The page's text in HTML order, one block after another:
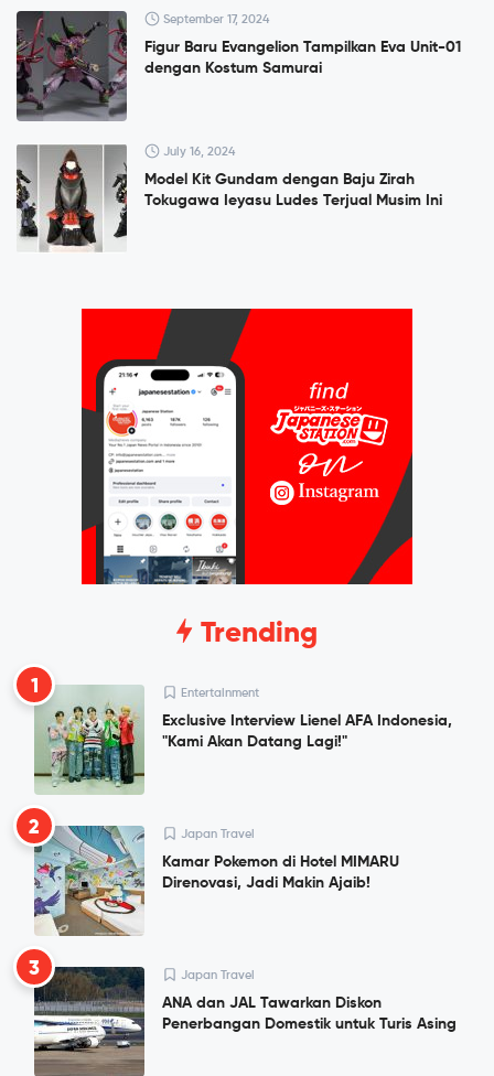
September 17, 2024
Figur Baru Evangelion Tampilkan Eva Unit-01
dengan Kostum Samurai
July 16, 2024
Model Kit Gundam dengan Baju Zirah
Tokugawa Ieyasu Ludes Terjual Musim Ini
Trending
1 Entertainment
Exclusive Interview Lienel AFA Indonesia,
"Kami Akan Datang Lagi!"
2 Japan Travel
Kamar Pokemon di Hotel MIMARU
Direnovasi, Jadi Makin Ajaib!
3 Japan Travel
ANA dan JAL Tawarkan Diskon
Penerbangan Domestik untuk Turis Asing